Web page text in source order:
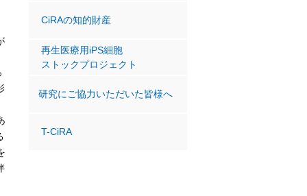
CiRAの知的財産
再生医療用iPS細胞
ストックプロジェクト
研究にご協力いただいた皆様へ
T-CiRA